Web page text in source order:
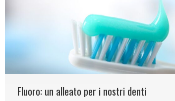
Fluoro: un alleato per i nostri denti